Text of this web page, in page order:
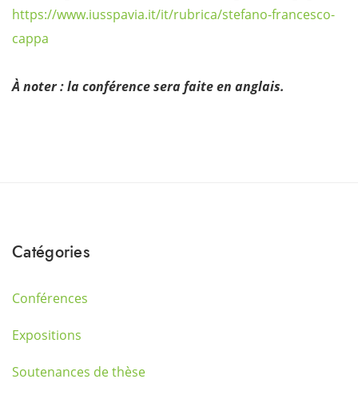
https://www.iusspavia.it/it/rubrica/stefano-francesco-
cappa
À noter : la conférence sera faite en anglais.
Catégories
Conférences
Expositions
Soutenances de thèse